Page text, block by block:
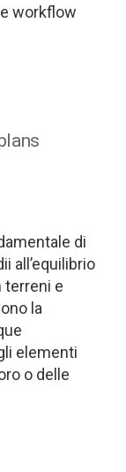
workflow
di
all’equilibrio
terreni e
la
elementi
o delle